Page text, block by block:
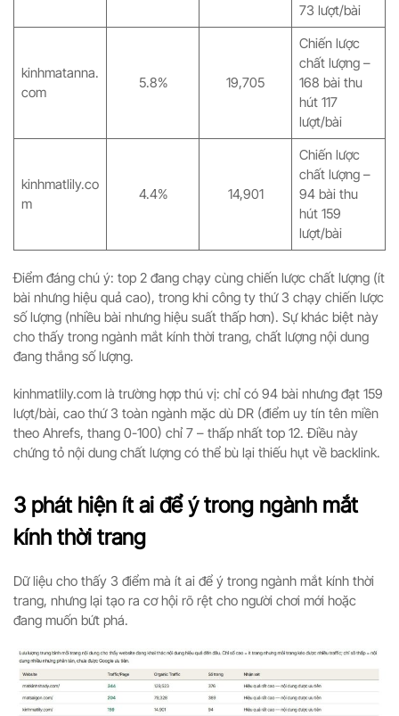
73 lượt/bài
kinhmatanna.
com
5.8% 19,705
Chiến lược
chất lượng –
168 bài thu
hút 117
lượt/bài
kinhmatlily.co
m
4.4% 14,901
Chiến lược
chất lượng –
94 bài thu
hút 159
lượt/bài
Điểm đáng chú ý: top 2 đang chạy cùng chiến lược chất lượng (ít
bài nhưng hiệu quả cao), trong khi công ty thứ 3 chạy chiến lược
số lượng (nhiều bài nhưng hiệu suất thấp hơn). Sự khác biệt này
cho thấy trong ngành mắt kính thời trang, chất lượng nội dung
đang thắng số lượng.
kinhmatlily.com là trường hợp thú vị: chỉ có 94 bài nhưng đạt 159
lượt/bài, cao thứ 3 toàn ngành mặc dù DR (điểm uy tín tên miền
theo Ahrefs, thang 0-100) chỉ 7 – thấp nhất top 12. Điều này
chứng tỏ nội dung chất lượng có thể bù lại thiếu hụt về backlink.
3 phát hiện ít ai để ý trong ngành mắt
kính thời trang
Dữ liệu cho thấy 3 điểm mà ít ai để ý trong ngành mắt kính thời
trang, nhưng lại tạo ra cơ hội rõ rệt cho người chơi mới hoặc
đang muốn bứt phá.